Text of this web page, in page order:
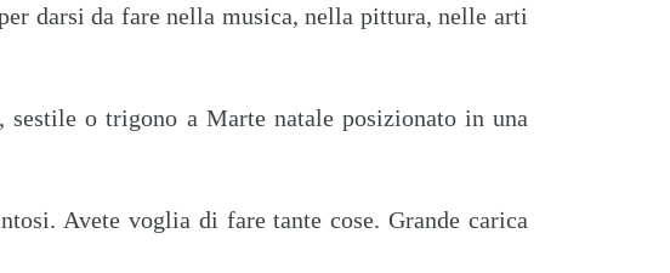
darsi da fare nella musica, nella pittura, nelle arti
o trigono a Marte natale posizionato in una
Avete voglia di fare tante cose. Grande carica